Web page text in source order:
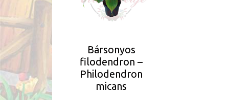
Bársonyos
filodendron –
Philodendron
micans